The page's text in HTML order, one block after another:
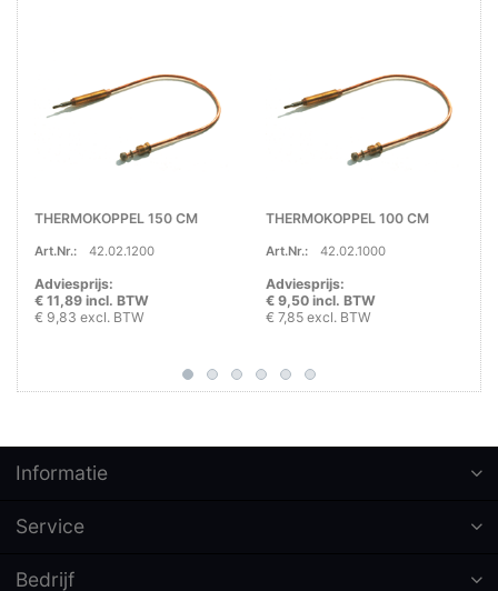
THERMOKOPPEL 150 CM
Art.Nr.: 42.02.1200
Adviesprijs:
€ 11,89 incl. BTW
€ 9,83 excl. BTW
THERMOKOPPEL 100 CM
Art.Nr.: 42.02.1000
Adviesprijs:
€ 9,50 incl. BTW
€ 7,85 excl. BTW
Informatie
Service
Bedrijf